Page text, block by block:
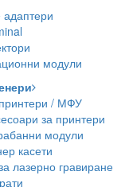
модули
/ МФУ
за принтери
модули
касети
лазерно гравиране